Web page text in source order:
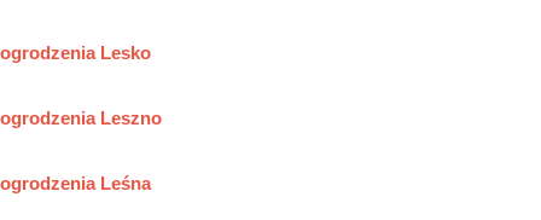
ogrodzenia Lesko
ogrodzenia Leszno
ogrodzenia Leśna